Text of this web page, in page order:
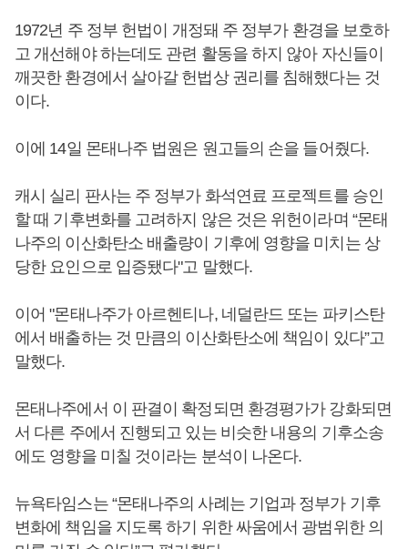
1972년 주 정부 헌법이 개정돼 주 정부가 환경을 보호하
고 개선해야 하는데도 관련 활동을 하지 않아 자신들이
깨끗한 환경에서 살아갈 헌법상 권리를 침해했다는 것
이다.
이에 14일 몬태나주 법원은 원고들의 손을 들어줬다.
캐시 실리 판사는 주 정부가 화석연료 프로젝트를 승인
할 때 기후변화를 고려하지 않은 것은 위헌이라며 “몬태
나주의 이산화탄소 배출량이 기후에 영향을 미치는 상
당한 요인으로 입증됐다"고 말했다.
이어 "몬태나주가 아르헨티나, 네덜란드 또는 파키스탄
에서 배출하는 것 만큼의 이산화탄소에 책임이 있다”고
말했다.
몬태나주에서 이 판결이 확정되면 환경평가가 강화되면
서 다른 주에서 진행되고 있는 비슷한 내용의 기후소송
에도 영향을 미칠 것이라는 분석이 나온다.
뉴욕타임스는 “몬태나주의 사례는 기업과 정부가 기후
변화에 책임을 지도록 하기 위한 싸움에서 광범위한 의